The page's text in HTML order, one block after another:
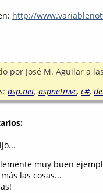
http://
por José M. Aguilar a
asp.net, aspnetmvc, c#,
muy buen
las cosas...